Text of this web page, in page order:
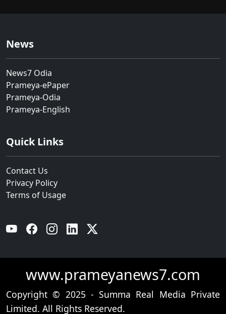
News
News7 Odia
Prameya-ePaper
Prameya-Odia
Prameya-English
Quick Links
Contact Us
Privacy Policy
Terms of Usage
YouTube Facebook Instagram Linkedin
www.prameyanews7.com
Copyright © 2025 - Summa Real Media Private
Limited. All Rights Reserved.